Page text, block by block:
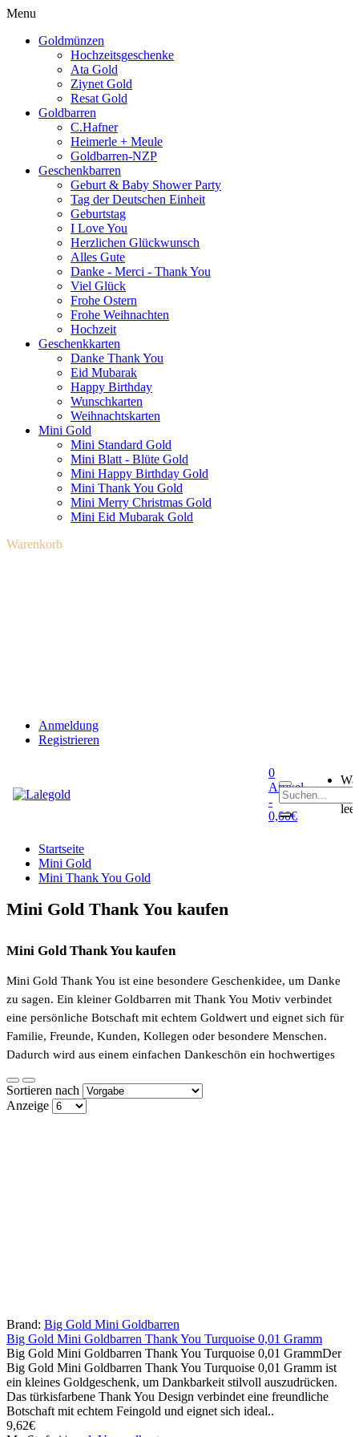
Menu
Goldmünzen
Hochzeitsgeschenke
Ata Gold
Ziynet Gold
Resat Gold
Goldbarren
C.Hafner
Heimerle + Meule
Goldbarren-NZP
Geschenkbarren
Geburt & Baby Shower Party
Tag der Deutschen Einheit
Geburtstag
I Love You
Herzlichen Glückwunsch
Alles Gute
Danke - Merci - Thank You
Viel Glück
Frohe Ostern
Frohe Weihnachten
Hochzeit
Geschenkkarten
Danke Thank You
Eid Mubarak
Happy Birthday
Wunschkarten
Weihnachtskarten
Mini Gold
Mini Standard Gold
Mini Blatt - Blüte Gold
Mini Happy Birthday Gold
Mini Thank You Gold
Mini Merry Christmas Gold
Mini Eid Mubarak Gold
WarenkorbWarenkorb schließen
Anmeldung
Registrieren
0
Artikel
-
0,00€
0
leer
Startseite
Mini Gold
Mini Thank You Gold
Mini Gold Thank You kaufen
Mini Gold Thank You kaufen
Mini Gold Thank You ist eine besondere Geschenkidee, um Danke
zu sagen. Ein kleiner Goldbarren mit Thank You Motiv verbindet
eine persönliche Botschaft mit echtem Goldwert und eignet sich für
Familie, Freunde, Kunden, Kollegen oder besondere Menschen.
Dadurch wird aus einem einfachen Dankeschön ein hochwertiges
Kleiner Goldbarren als Dankeschön Geschenk
werden. Es passt als Dankeschön für Unterstützung,
Zusammenarbeit, Freundschaft, Hilfe oder besondere Leistungen.
Durch das kleine Format lässt sich der Goldbarren leicht überreichen
und wirkt trotzdem hochwertig, persönlich und wertbeständig.
Gerade für Kunden, Freunde oder Familie ist ein kleines
Goldgeschenk eine besondere Form der Anerkennung.
Sortieren nach
Anzeige
Big Gold Mini Goldbarren Thank You Turquoise 0,01 Gramm
Brand: Big Gold Mini Goldbarren
Big Gold Mini Goldbarren Thank You Turquoise 0,01 Gramm
Big Gold Mini Goldbarren Thank You Turquoise 0,01 GrammDer
Big Gold Mini Goldbarren Thank You Turquoise 0,01 Gramm ist
ein kleines Goldgeschenk, um Dankbarkeit stilvoll auszudrücken.
Das türkisfarbene Thank You Design verbindet eine freundliche
Botschaft mit echtem Feingold und eignet sich ideal..
9,62€